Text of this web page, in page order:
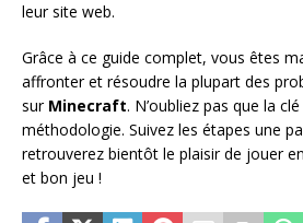
leur site web.
Grâce à ce guide complet, vous êtes
affronter et résoudre la plupart des
sur Minecraft. N’oubliez pas que la
méthodologie. Suivez les étapes une
retrouverez bientôt le plaisir de jouer
et bon jeu !